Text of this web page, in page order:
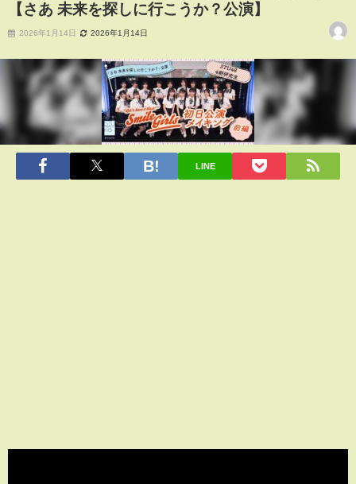
【さあ 未来を探しに行こうか？公演】
2026年1月14日 2026年1月14日
LINE